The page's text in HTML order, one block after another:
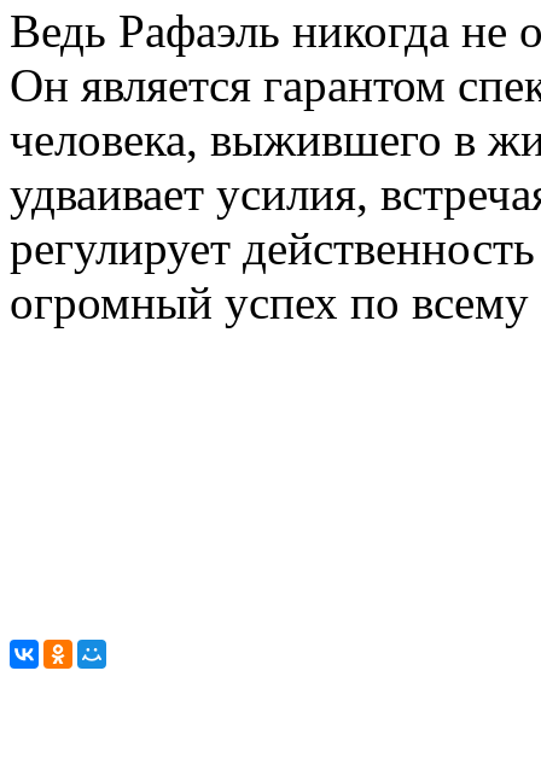
Ведь Рафаэль никогда
Он является гарантом
человека, выжившего в
удваивает усилия,
регулирует
огромный успех по